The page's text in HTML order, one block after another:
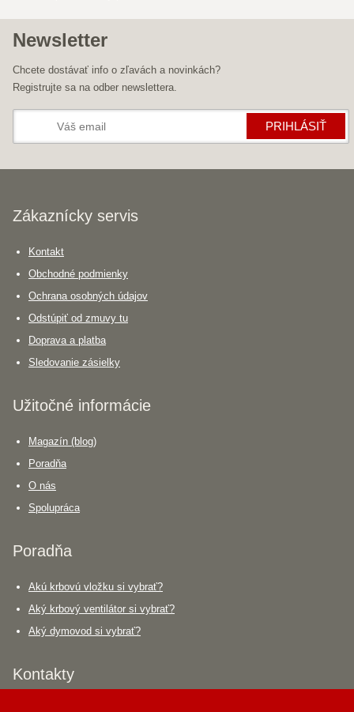
Newsletter
Chcete dostávať info o zľavách a novinkách?
Registrujte sa na odber newslettera.
PRIHLÁSIŤ
Zákaznícky servis
Kontakt
Obchodné podmienky
Ochrana osobných údajov
Odstúpiť od zmuvy tu
Doprava a platba
Sledovanie zásielky
Užitočné informácie
Magazín (blog)
Poradňa
O nás
Spolupráca
Poradňa
Akú krbovú vložku si vybrať?
Aký krbový ventilátor si vybrať?
Aký dymovod si vybrať?
KontaktyInteligentný krbový asistent